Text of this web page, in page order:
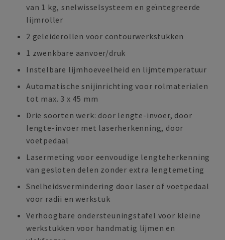
van 1 kg, snelwisselsysteem en geïntegreerde
lijmroller
2 geleiderollen voor contourwerkstukken
1 zwenkbare aanvoer/druk
Instelbare lijmhoeveelheid en lijmtemperatuur
Automatische snijinrichting voor rolmaterialen
tot max. 3 x 45 mm
Drie soorten werk: door lengte-invoer, door
lengte-invoer met laserherkenning, door
voetpedaal
Lasermeting voor eenvoudige lengteherkenning
van gesloten delen zonder extra lengtemeting
Snelheidsvermindering door laser of voetpedaal
voor radii en werkstuk
Verhoogbare ondersteuningstafel voor kleine
werkstukken voor handmatig lijmen en